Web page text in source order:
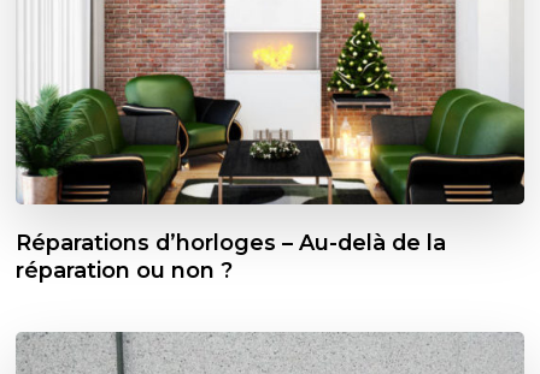
Réparations d’horloges – Au-delà de la
réparation ou non ?